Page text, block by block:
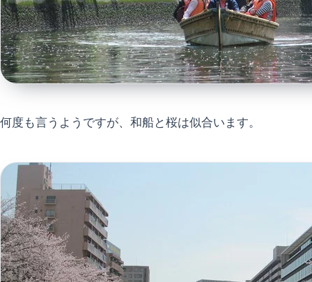
何度も言うようですが、和船と桜は似合います。